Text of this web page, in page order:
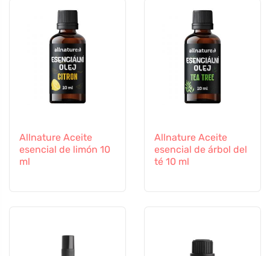
Allnature Aceite
esencial de limón 10
ml
Allnature Aceite
esencial de árbol del
té 10 ml